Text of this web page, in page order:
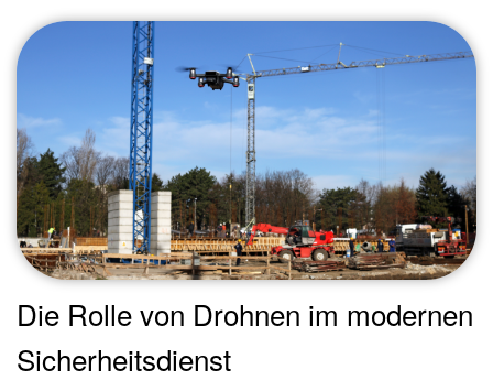
Die Rolle von Drohnen im modernen
Sicherheitsdienst